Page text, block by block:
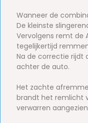
Wanneer de
De kleinste
Vervolgens remt de
tegelijkertijd
Na de correctie rijdt
achter de auto.
Het zachte
brandt het remlicht
verwarren